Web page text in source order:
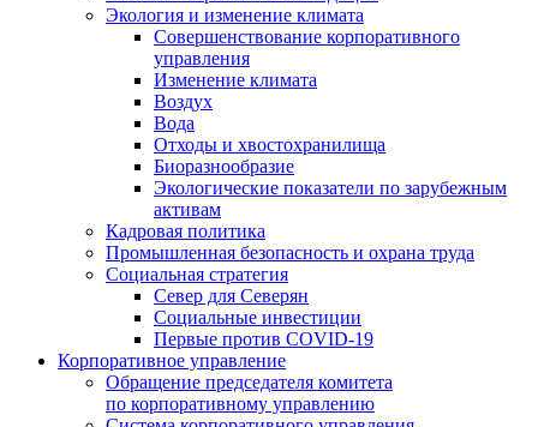
Экология и изменение климата
Совершенствование корпоративного
управления
Изменение климата
Воздух
Вода
Отходы и хвостохранилища
Биоразнообразие
Экологические показатели по зарубежным
активам
Кадровая политика
Промышленная безопасность и охрана труда
Социальная стратегия
Север для Северян
Социальные инвестиции
Первые против COVID‑19
Корпоративное управление
Обращение председателя комитета
по корпоративному управлению